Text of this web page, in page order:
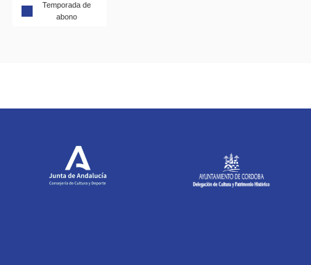
Temporada de
abono